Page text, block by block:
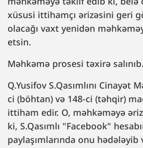
xüsusi ittihamçı ərizəsini geri
olacağı vaxt yenidən
etsin.
Məhkəmə prosesi təxirə salınıb.
Q.Yusifov S.Qasımlını Cinayət
ci (böhtan) və 148-ci (təhqir)
ittiham edir. O, məhkəməyə
ki, S.Qasımlı "Facebook"
paylaşımlarında onu hədələyib